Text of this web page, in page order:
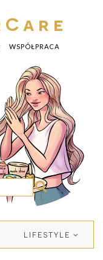
WSPÓŁPRACA
LIFESTYLE